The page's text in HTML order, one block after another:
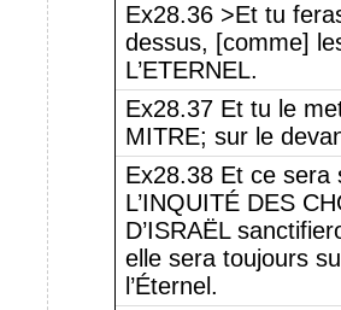
Ex28.36 >Et tu
dessus, [comme]
L’ETERNEL.
Ex28.37 Et tu le
MITRE; sur le
Ex28.38 Et ce sera
L’INQUITÉ DES
D’ISRAËL
elle sera toujours
l’Éternel.